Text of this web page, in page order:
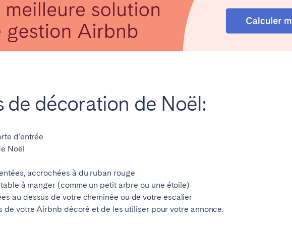
de décoration de Noël:
d’entrée
Noël
accrochées à du ruban rouge
à manger (comme un petit arbre ou une étoile)
au dessus de votre cheminée ou de votre escalier
de votre Airbnb décoré et de les utiliser pour votre annonce.